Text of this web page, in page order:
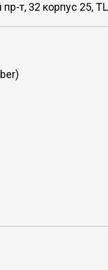
пр-т, 32 корпус